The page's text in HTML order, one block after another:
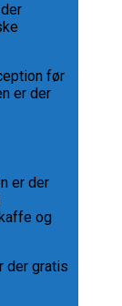
før
er der
er der
og
der gratis